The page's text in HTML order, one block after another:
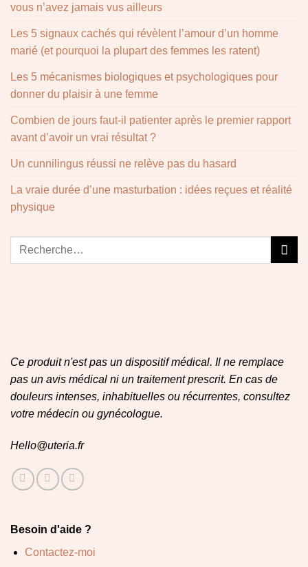
vous n’avez jamais vus ailleurs
Les 5 signaux cachés qui révèlent l’amour d’un homme
marié (et pourquoi la plupart des femmes les ratent)
Les 5 mécanismes biologiques et psychologiques pour
donner du plaisir à une femme
Combien de jours faut-il patienter après le premier rapport
avant d’avoir un vrai résultat ?
Un cunnilingus réussi ne relève pas du hasard
La vraie durée d’une masturbation : idées reçues et réalité
physique
Ce produit n'est pas un dispositif médical. Il ne remplace
pas un avis médical ni un traitement prescrit. En cas de
douleurs intenses, inhabituelles ou récurrentes, consultez
votre médecin ou gynécologue.
Hello@uteria.fr
Besoin d'aide ?
Contactez-moi